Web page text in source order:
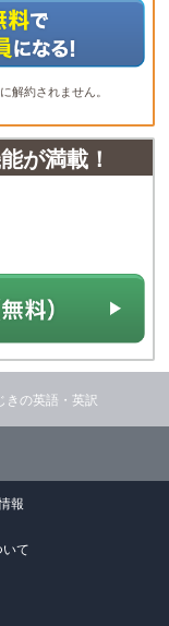
解約されません。
が満載！
きの英語・英訳
報
て